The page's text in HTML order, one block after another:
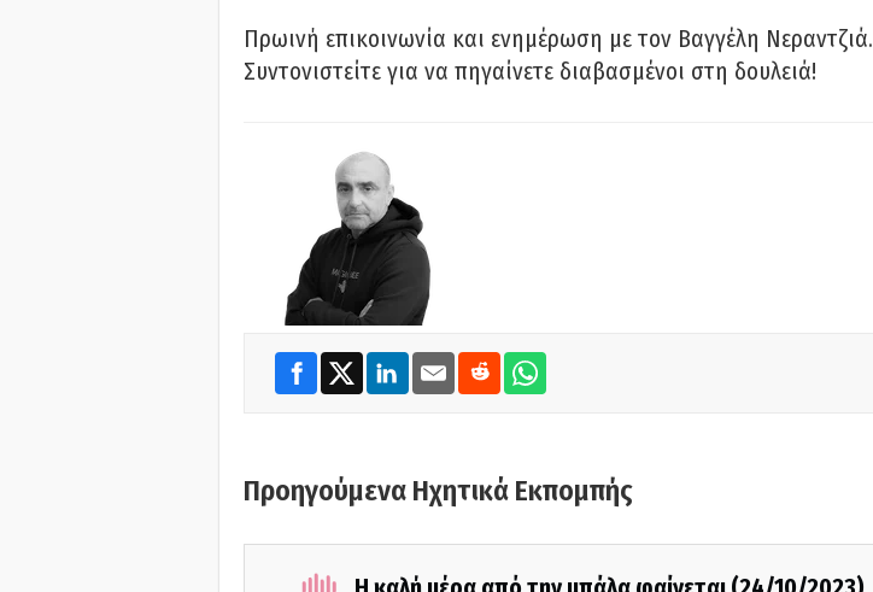
Πρωινή επικοινωνία και ενημέρωση με τον Βαγγέλη Νεραντζιά.
Συντονιστείτε για να πηγαίνετε διαβασμένοι στη δουλειά!
Προηγούμενα Ηχητικά Εκπομπής